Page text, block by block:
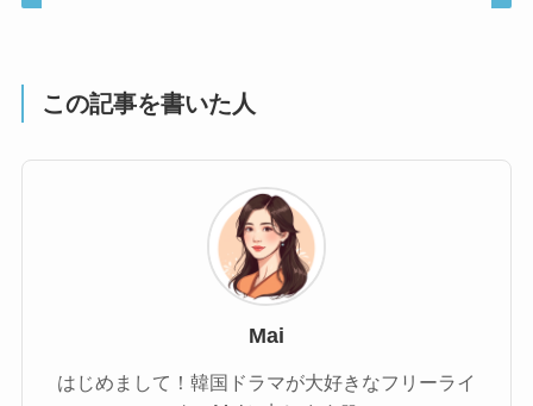
この記事を書いた人
Mai
はじめまして！韓国ドラマが大好きなフリーライ